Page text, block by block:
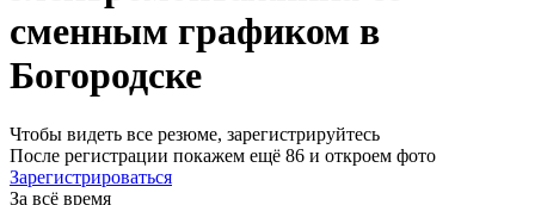
сменным графиком в
Богородске
Чтобы видеть все резюме, зарегистрируйтесь
После регистрации покажем ещё 86 и откроем фото
Зарегистрироваться
За всё время